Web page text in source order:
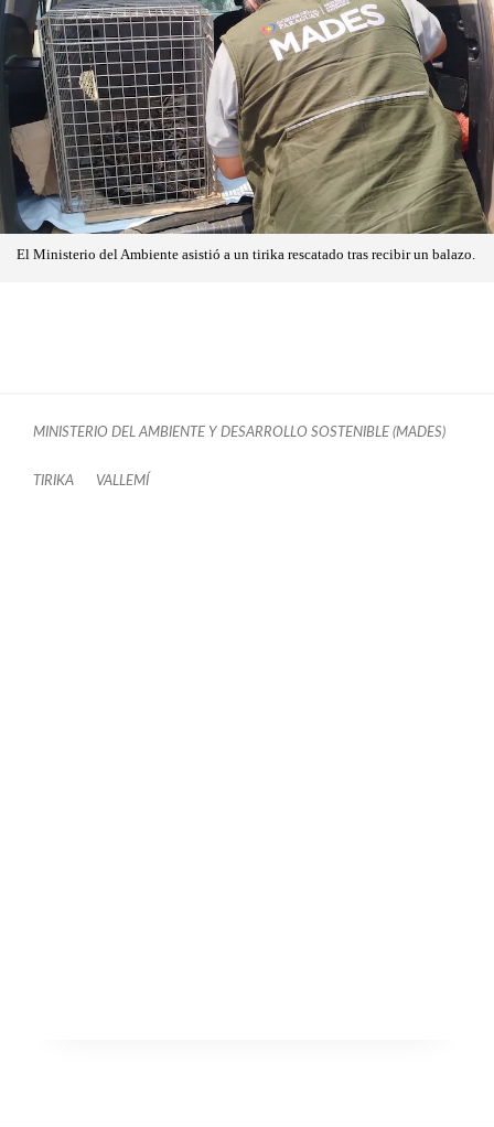
El Ministerio del Ambiente asistió a un tirika rescatado tras recibir un balazo.
MINISTERIO DEL AMBIENTE Y DESARROLLO SOSTENIBLE (MADES)
TIRIKA VALLEMÍ